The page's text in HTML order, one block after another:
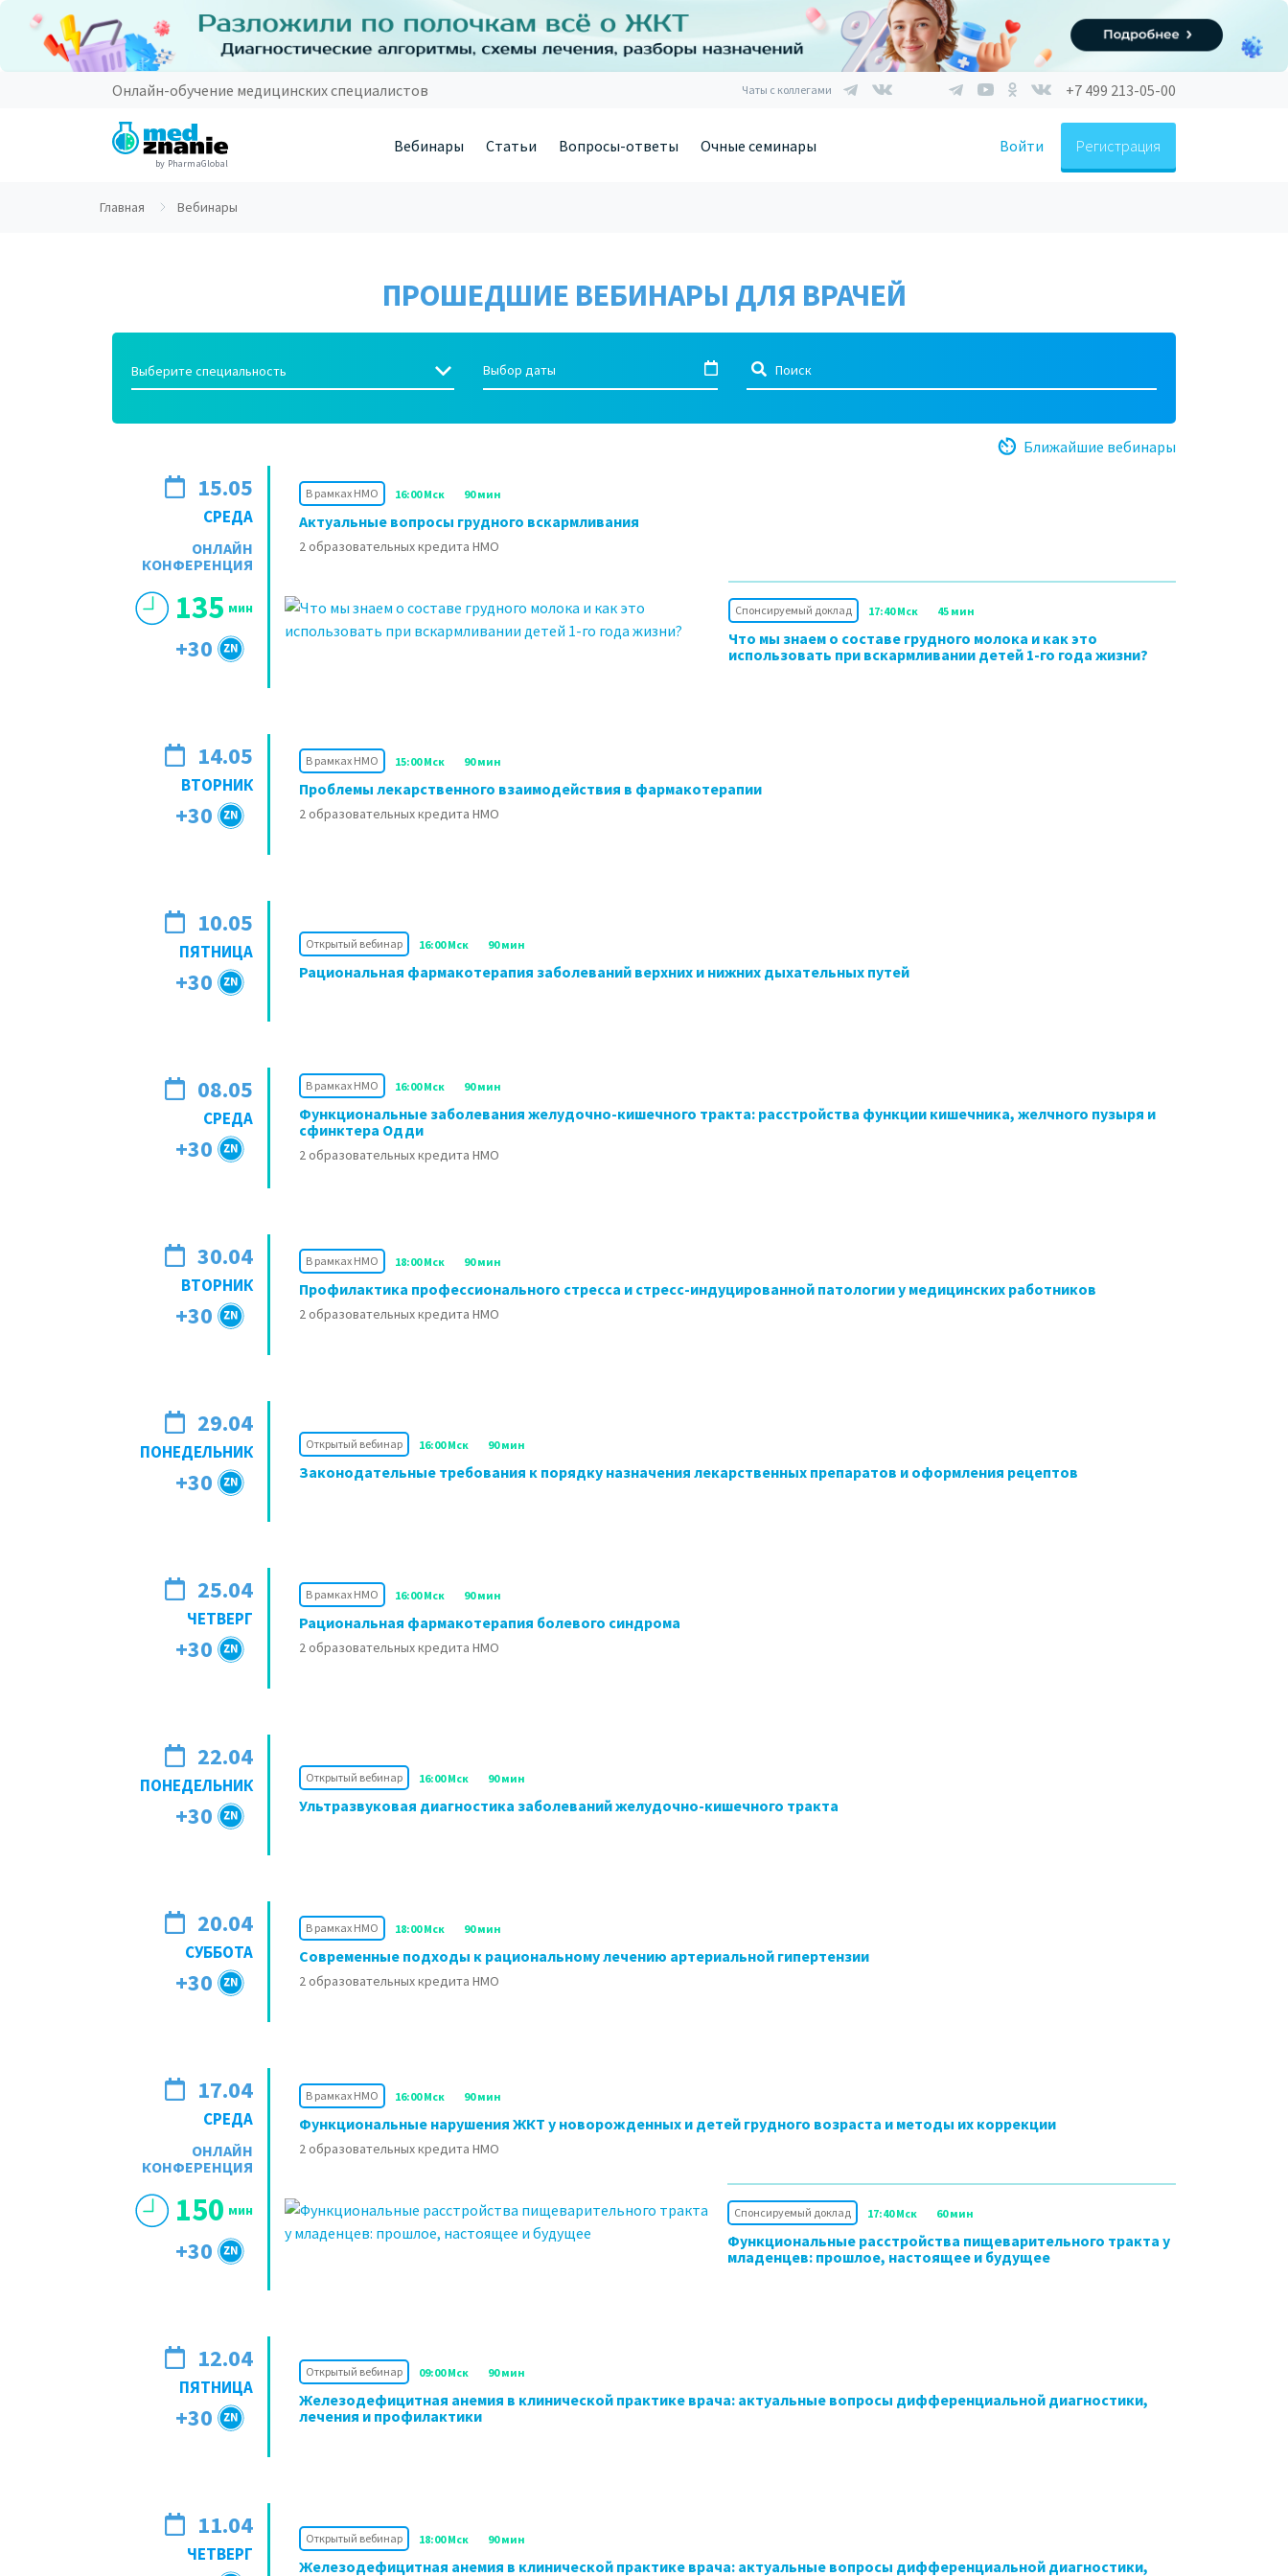
Онлайн-обучение медицинских специалистов Чаты с коллегами +7 499 213-05-00
by PharmaGlobal
Вебинары Статьи Вопросы-ответы Очные семинары Войти Регистрация
Главная Вебинары
ПРОШЕДШИЕ ВЕБИНАРЫ ДЛЯ ВРАЧЕЙ
Выберите специальность
Ближайшие вебинары
15.05
СРЕДА
ОНЛАЙН
КОНФЕРЕНЦИЯ
135 мин
+30
В рамках НМО 16:00 Мск 90 мин
Актуальные вопросы грудного вскармливания
2 образовательных кредита НМО
Спонсируемый доклад 17:40 Мск 45 мин
Что мы знаем о составе грудного молока и как это
использовать при вскармливании детей 1-го года жизни?
14.05
ВТОРНИК
+30
В рамках НМО 15:00 Мск 90 мин
Проблемы лекарственного взаимодействия в фармакотерапии
2 образовательных кредита НМО
10.05
ПЯТНИЦА
+30
Открытый вебинар 16:00 Мск 90 мин
Рациональная фармакотерапия заболеваний верхних и нижних дыхательных путей
08.05
СРЕДА
+30
В рамках НМО 16:00 Мск 90 мин
Функциональные заболевания желудочно-кишечного тракта: расстройства функции кишечника, желчного пузыря и
сфинктера Одди
2 образовательных кредита НМО
30.04
ВТОРНИК
+30
В рамках НМО 18:00 Мск 90 мин
Профилактика профессионального стресса и стресс-индуцированной патологии у медицинских работников
2 образовательных кредита НМО
29.04
ПОНЕДЕЛЬНИК
+30
Открытый вебинар 16:00 Мск 90 мин
Законодательные требования к порядку назначения лекарственных препаратов и оформления рецептов
25.04
ЧЕТВЕРГ
+30
В рамках НМО 16:00 Мск 90 мин
Рациональная фармакотерапия болевого синдрома
2 образовательных кредита НМО
22.04
ПОНЕДЕЛЬНИК
+30
Открытый вебинар 16:00 Мск 90 мин
Ультразвуковая диагностика заболеваний желудочно-кишечного тракта
20.04
СУББОТА
+30
В рамках НМО 18:00 Мск 90 мин
Современные подходы к рациональному лечению артериальной гипертензии
2 образовательных кредита НМО
17.04
СРЕДА
ОНЛАЙН
КОНФЕРЕНЦИЯ
150 мин
+30
В рамках НМО 16:00 Мск 90 мин
Функциональные нарушения ЖКТ у новорожденных и детей грудного возраста и методы их коррекции
2 образовательных кредита НМО
Спонсируемый доклад 17:40 Мск 60 мин
Функциональные расстройства пищеварительного тракта у
младенцев: прошлое, настоящее и будущее
12.04
ПЯТНИЦА
+30
Открытый вебинар 09:00 Мск 90 мин
Железодефицитная анемия в клинической практике врача: актуальные вопросы дифференциальной диагностики,
лечения и профилактики
11.04
ЧЕТВЕРГ
Открытый вебинар 18:00 Мск 90 мин
Железодефицитная анемия в клинической практике врача: актуальные вопросы дифференциальной диагностики,